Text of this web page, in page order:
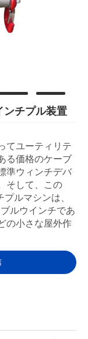
チプル装置
てユーティリテ
る価格のケーブ
準ウィンチデバ
そして、この
ルマシンは、
ルウインチであ
の小さな屋外作